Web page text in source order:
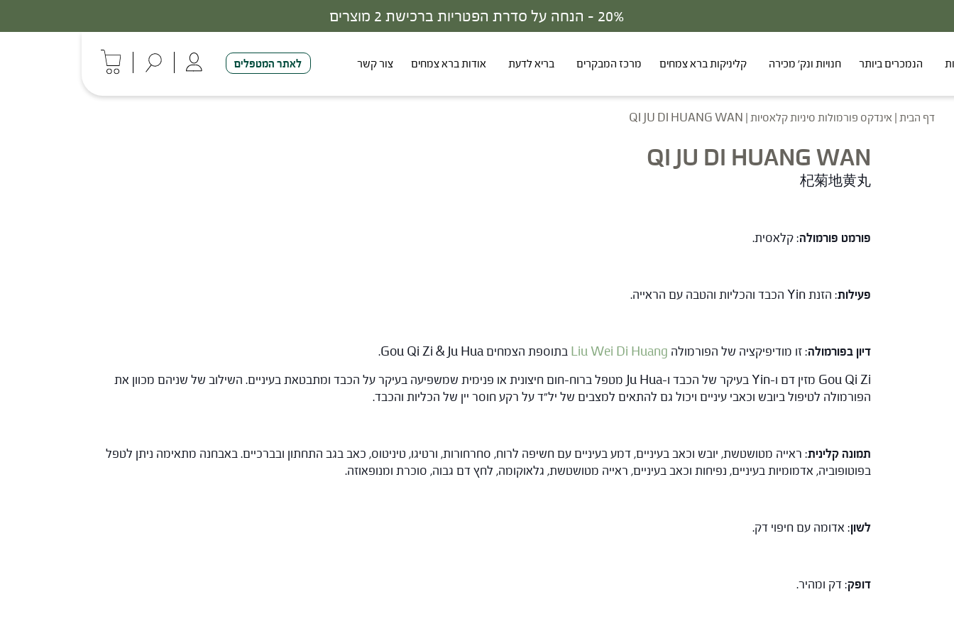
30% - הנחה על סדרת הפטריות ברכישת 3 מוצרים
הנמכרים ביותר חנויות ונק' מכירה קליניקות ברא צמחים מרכז המבקרים בריא לדעת אודות ברא צמחים צור קשר לאתר המטפלים
דף הבית | אינדקס פורמולות סיניות קלאסיות |
QI JU DI HUANG WAN
QI JU DI HUANG WAN
杞菊地黄丸
פורמט פורמולה: קלאסית.
פעילות: הזנת Yin הכבד והכליות והטבה עם הראייה.
דיון בפורמולה: זו מודיפיקציה של הפורמולה Liu Wei Di Huang בתוספת הצמחים Gou Qi Zi & Ju Hua.
Gou Qi Zi מזין דם ו-Yin בעיקר של הכבד ו-Ju Hua מטפל ברוח-חום חיצונית או פנימית שמשפיעה בעיקר על הכבד ומתבטאת בעיניים. השילוב של שניהם מכוון את
הפורמולה לטיפול ביובש וכאבי עיניים ויכול גם להתאים למצבים של יל"ד על רקע חוסר יין של הכליות והכבד.
תמונה קלינית: ראייה מטושטשת, יובש וכאב בעיניים, דמע בעיניים עם חשיפה לרוח, סחרחורות, ורטיגו, טיניטוס, כאב בגב התחתון ובברכיים. באבחנה מתאימה ניתן לטפל
בפוטופוביה, אדמומיות בעיניים, נפיחות וכאב בעיניים, ראייה מטושטשת, גלאוקומה, לחץ דם גבוה, סוכרת ומנופאוזה.
לשון: אדומה עם חיפוי דק.
דופק: דק ומהיר.